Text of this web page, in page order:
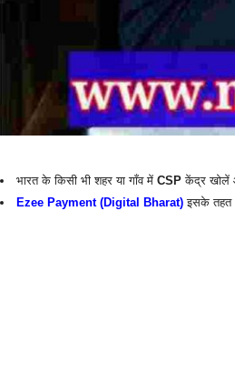
भारत के किसी भी शहर या गाँव में CSP केंद्र खोलें
Ezee Payment (Digital Bharat) इसके तहत